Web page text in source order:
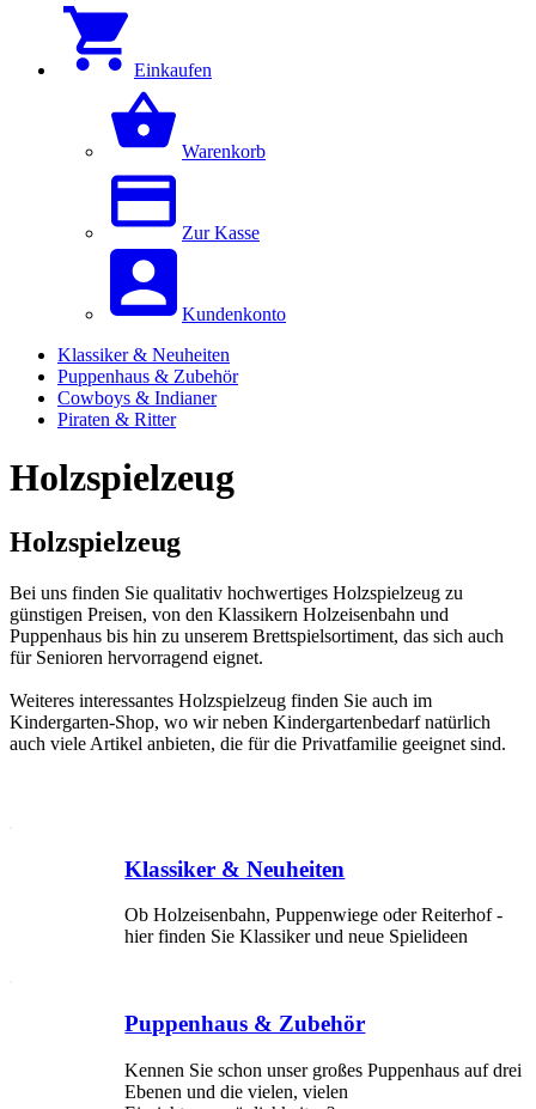
Einkaufen
Warenkorb
Zur Kasse
Kundenkonto
Klassiker & Neuheiten
Puppenhaus & Zubehör
Cowboys & Indianer
Piraten & Ritter
Holzspielzeug
Holzspielzeug
Bei uns finden Sie qualitativ hochwertiges Holzspielzeug zu
günstigen Preisen, von den Klassikern Holzeisenbahn und
Puppenhaus bis hin zu unserem Brettspielsortiment, das sich auch
für Senioren hervorragend eignet.
Weiteres interessantes Holzspielzeug finden Sie auch im
Kindergarten-Shop, wo wir neben Kindergartenbedarf natürlich
auch viele Artikel anbieten, die für die Privatfamilie geeignet sind.
Klassiker & Neuheiten
Ob Holzeisenbahn, Puppenwiege oder Reiterhof -
hier finden Sie Klassiker und neue Spielideen
Puppenhaus & Zubehör
Kennen Sie schon unser großes Puppenhaus auf drei
Ebenen und die vielen, vielen